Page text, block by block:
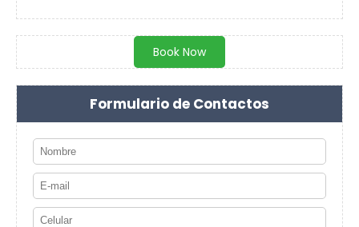
Book Now
Formulario de Contactos